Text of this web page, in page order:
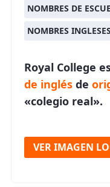
NOMBRES DE
NOMBRES INGLESES
Royal College
de inglés de
«colegio real».
VER IMAGEN